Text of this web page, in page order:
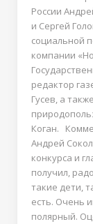
России
и Сергей
социальной
компании
редактор
Гусев, а
Коган.
Андрей
конкурса и
получил,
такие дети,
есть. Очень
полярный.